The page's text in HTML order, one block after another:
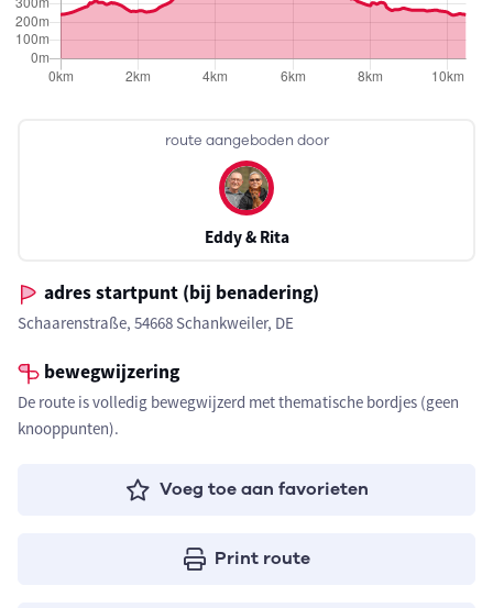
route aangeboden door
Eddy & Rita
adres startpunt (bij benadering)
Schaarenstraße, 54668 Schankweiler, DE
bewegwijzering
De route is volledig bewegwijzerd met thematische bordjes (geen
knooppunten).
Voeg toe aan favorieten
Print route